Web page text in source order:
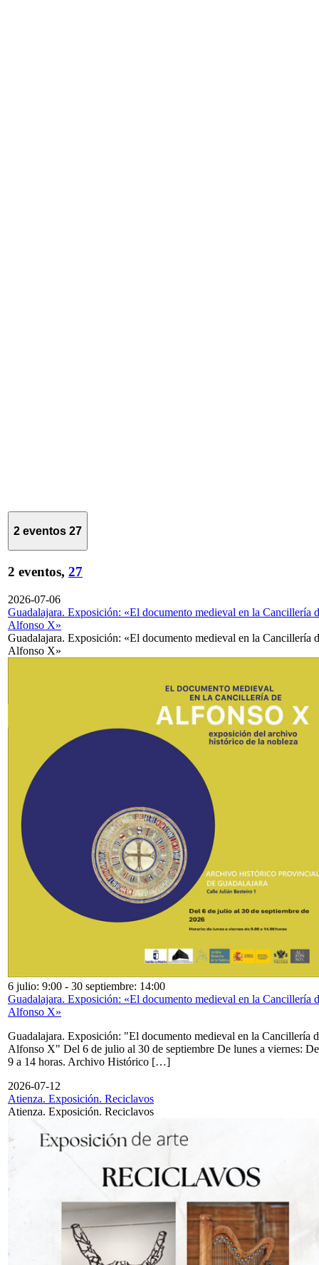
2 eventos 27
2 eventos, 27
2026-07-06
Guadalajara. Exposición: «El documento medieval en la Cancillería
Alfonso X»
Guadalajara. Exposición: «El documento medieval en la Cancillería
Alfonso X»
6 julio: 9:00 - 30 septiembre: 14:00
Guadalajara. Exposición: «El documento medieval en la Cancillería
Alfonso X»
Guadalajara. Exposición: "El documento medieval en la Cancillería
Alfonso X" Del 6 de julio al 30 de septiembre De lunes a viernes: De
9 a 14 horas. Archivo Histórico […]
2026-07-12
Atienza. Exposición. Reciclavos
Atienza. Exposición. Reciclavos